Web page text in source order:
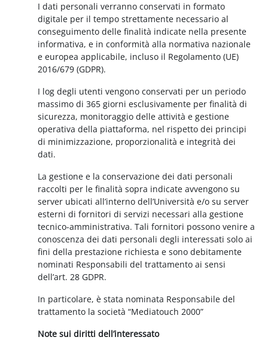
I dati personali verranno conservati in formato
digitale per il tempo strettamente necessario al
conseguimento delle finalità indicate nella presente
informativa, e in conformità alla normativa nazionale
e europea applicabile, incluso il Regolamento (UE)
2016/679 (GDPR).
I log degli utenti vengono conservati per un periodo
massimo di 365 giorni esclusivamente per finalità di
sicurezza, monitoraggio delle attività e gestione
operativa della piattaforma, nel rispetto dei principi
di minimizzazione, proporzionalità e integrità dei
dati.
La gestione e la conservazione dei dati personali
raccolti per le finalità sopra indicate avvengono su
server ubicati all’interno dell’Università e/o su server
esterni di fornitori di servizi necessari alla gestione
tecnico-amministrativa. Tali fornitori possono venire a
conoscenza dei dati personali degli interessati solo ai
fini della prestazione richiesta e sono debitamente
nominati Responsabili del trattamento ai sensi
dell’art. 28 GDPR.
In particolare, è stata nominata Responsabile del
trattamento la società “Mediatouch 2000”
Note sui diritti dell’interessato